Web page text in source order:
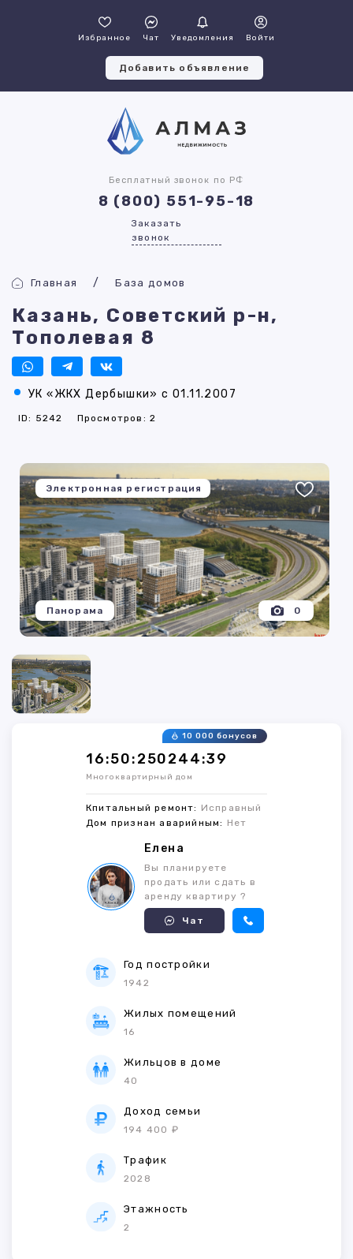
Избранное Чат Уведомления Войти
Добавить объявление
Бесплатный звонок по РФ
8 (800) 551-95-18
Заказать
звонок
Главная База домов
Казань, Советский р-н,
Тополевая 8
УК «ЖКХ Дербышки» с 01.11.2007
ID: 5242 Просмотров: 2
Электронная регистрация
0
Панорама
16:50:250244:39
10 000 бонусов
Многоквартирный дом
Кпитальный ремонт: Исправный
Дом признан аварийным: Нет
Елена
Вы планируете
продать или сдать в
аренду квартиру ?
Чат
Год постройки
1942
Жилых помещений
16
Жильцов в доме
40
Доход семьи
194 400 ₽
Трафик
2028
Этажность
2